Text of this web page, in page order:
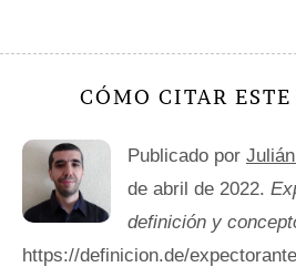
CÓMO CITAR
Publicado por
de abril de 2022.
definición y
https://definicion.de/